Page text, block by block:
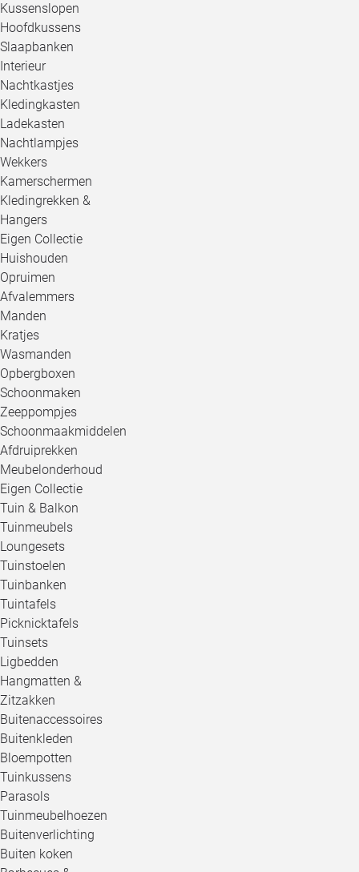
Kussenslopen
Hoofdkussens
Slaapbanken
Interieur
Nachtkastjes
Kledingkasten
Ladekasten
Nachtlampjes
Wekkers
Kamerschermen
Kledingrekken &
Hangers
Eigen Collectie
Huishouden
Opruimen
Afvalemmers
Manden
Kratjes
Wasmanden
Opbergboxen
Schoonmaken
Zeeppompjes
Schoonmaakmiddelen
Afdruiprekken
Meubelonderhoud
Eigen Collectie
Tuin & Balkon
Tuinmeubels
Loungesets
Tuinstoelen
Tuinbanken
Tuintafels
Picknicktafels
Tuinsets
Ligbedden
Hangmatten &
Zitzakken
Buitenaccessoires
Buitenkleden
Bloempotten
Tuinkussens
Parasols
Tuinmeubelhoezen
Buitenverlichting
Buiten koken